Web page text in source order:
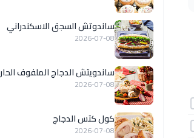
ساندوتش السجق الاسكندراني
2026-07-08
ساندويتش الدجاج الملفوف الحار
2026-07-08
كول كتس الدجاج
2026-07-08